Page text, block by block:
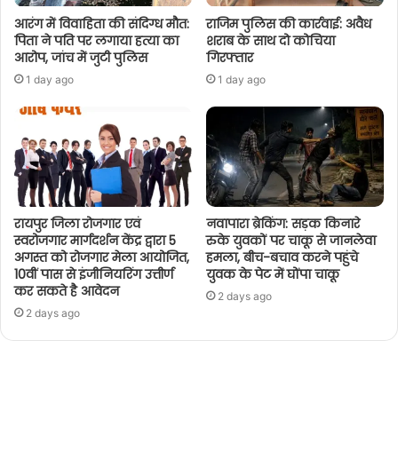
आरंग में विवाहिता की संदिग्ध मौत:
पिता ने पति पर लगाया हत्या का
आरोप, जांच में जुटी पुलिस
1 day ago
राजिम पुलिस की कार्रवाई: अवैध
शराब के साथ दो कोचिया
गिरफ्तार
1 day ago
रायपुर जिला रोजगार एवं
स्वरोजगार मार्गदर्शन केंद्र द्वारा 5
अगस्त को रोजगार मेला आयोजित,
10वीं पास से इंजीनियरिंग उत्तीर्ण
कर सकते है आवेदन
2 days ago
नवापारा ब्रेकिंग: सड़क किनारे
रुके युवकों पर चाकू से जानलेवा
हमला, बीच-बचाव करने पहुंचे
युवक के पेट में घोंपा चाकू
2 days ago